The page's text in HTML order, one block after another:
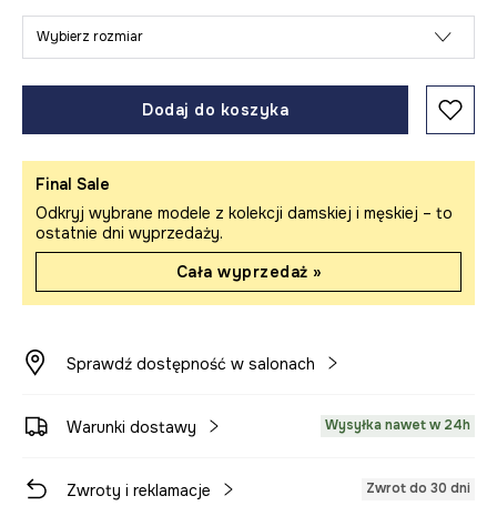
Wybierz rozmiar
Dodaj do koszyka
Final Sale
Odkryj wybrane modele z kolekcji damskiej i męskiej – to
ostatnie dni wyprzedaży.
Cała wyprzedaż »
Sprawdź dostępność w salonach
Warunki dostawy Wysyłka nawet w 24h
Zwroty i reklamacje Zwrot do 30 dni